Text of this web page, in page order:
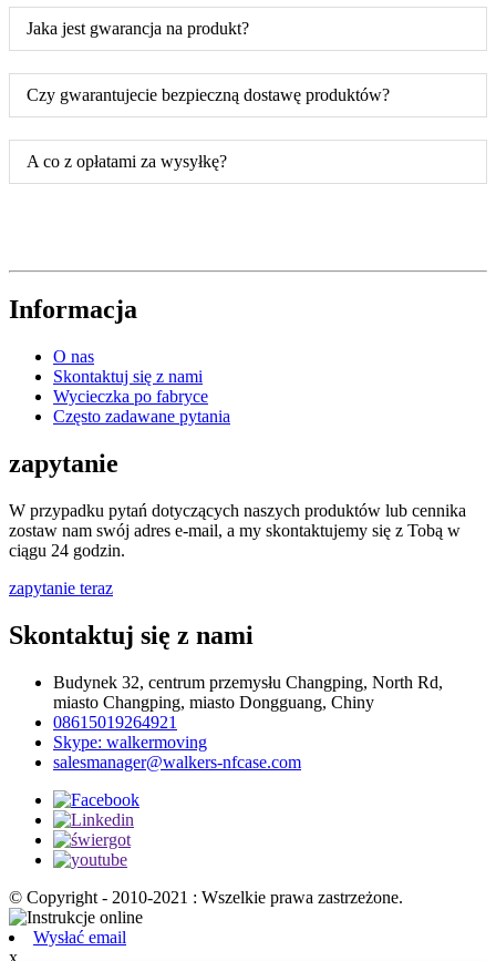
Jaka jest gwarancja na produkt?
Czy gwarantujecie bezpieczną dostawę produktów?
A co z opłatami za wysyłkę?
Informacja
O nas
Skontaktuj się z nami
Wycieczka po fabryce
Często zadawane pytania
zapytanie
W przypadku pytań dotyczących naszych produktów lub cennika
zostaw nam swój adres e-mail, a my skontaktujemy się z Tobą w
ciągu 24 godzin.
zapytanie teraz
Skontaktuj się z nami
Budynek 32, centrum przemysłu Changping, North Rd,
miasto Changping, miasto Dongguang, Chiny
08615019264921
Skype: walkermoving
salesmanager@walkers-nfcase.com
© Copyright - 2010-2021 : Wszelkie prawa zastrzeżone.
Wysłać email
x